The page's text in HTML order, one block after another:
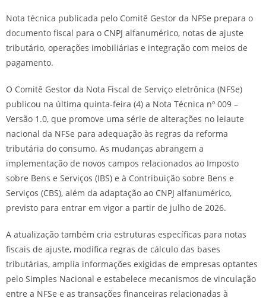
Nota técnica publicada pelo Comitê Gestor da NFSe prepara o
documento fiscal para o CNPJ alfanumérico, notas de ajuste
tributário, operações imobiliárias e integração com meios de
pagamento.
O Comitê Gestor da Nota Fiscal de Serviço eletrônica (NFSe)
publicou na última quinta-feira (4) a Nota Técnica nº 009 –
Versão 1.0, que promove uma série de alterações no leiaute
nacional da NFSe para adequação às regras da reforma
tributária do consumo. As mudanças abrangem a
implementação de novos campos relacionados ao Imposto
sobre Bens e Serviços (IBS) e à Contribuição sobre Bens e
Serviços (CBS), além da adaptação ao CNPJ alfanumérico,
previsto para entrar em vigor a partir de julho de 2026.
A atualização também cria estruturas específicas para notas
fiscais de ajuste, modifica regras de cálculo das bases
tributárias, amplia informações exigidas de empresas optantes
pelo Simples Nacional e estabelece mecanismos de vinculação
entre a NFSe e as transações financeiras relacionadas à